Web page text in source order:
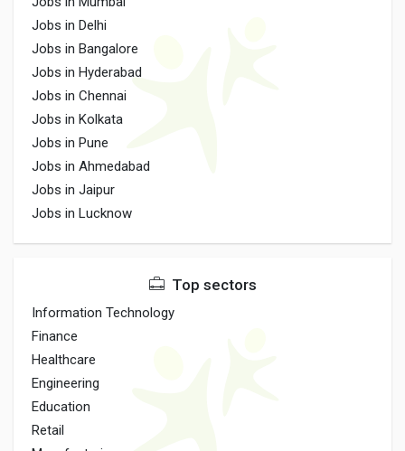
Jobs in Delhi
Jobs in Bangalore
Jobs in Hyderabad
Jobs in Chennai
Jobs in Kolkata
Jobs in Pune
Jobs in Ahmedabad
Jobs in Jaipur
Jobs in Lucknow
Top sectors
Information Technology
Finance
Healthcare
Engineering
Education
Retail